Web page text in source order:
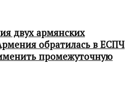
двух армянских
обратилась в ЕСПЧ
промежуточную